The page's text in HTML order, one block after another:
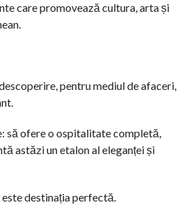
care promovează cultura, arta și
pentru mediul de afaceri,
să ofere o ospitalitate completă,
astăzi un etalon al eleganței și
destinația perfectă.